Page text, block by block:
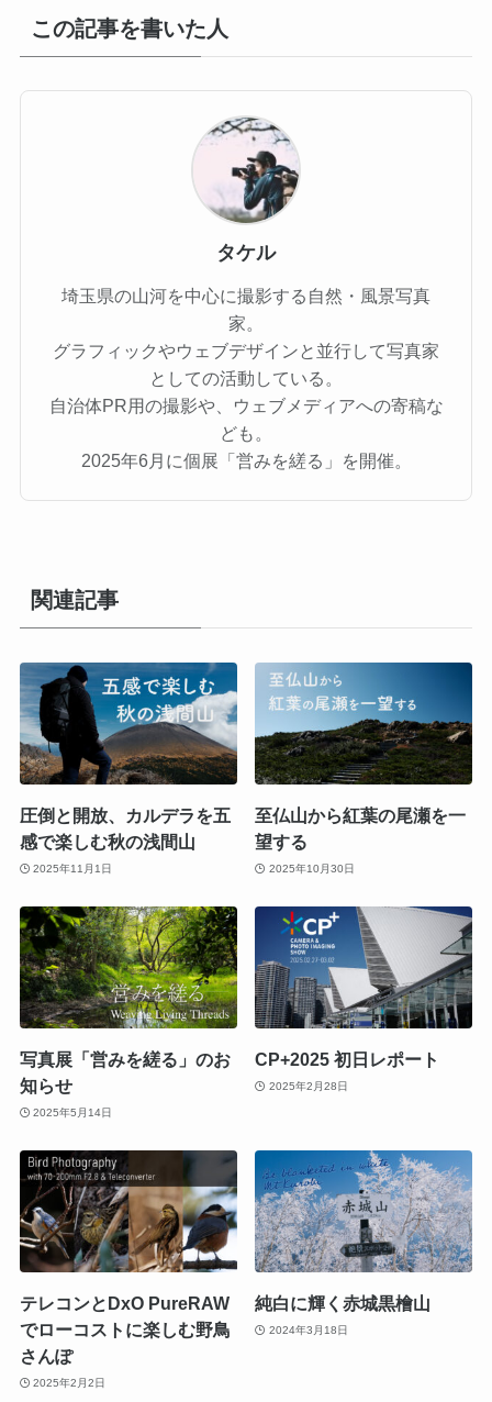
この記事を書いた人
タケル
埼玉県の山河を中心に撮影する自然・風景写真
家。
グラフィックやウェブデザインと並行して写真家
としての活動している。
自治体PR用の撮影や、ウェブメディアへの寄稿な
ども。
2025年6月に個展「営みを縒る」を開催。
関連記事
圧倒と開放、カルデラを五
感で楽しむ秋の浅間山
2025年11月1日
至仏山から紅葉の尾瀬を一
望する
2025年10月30日
写真展「営みを縒る」のお
知らせ
2025年5月14日
CP+2025 初日レポート
2025年2月28日
テレコンとDxO PureRAW
でローコストに楽しむ野鳥
さんぽ
2025年2月2日
純白に輝く赤城黒檜山
2024年3月18日